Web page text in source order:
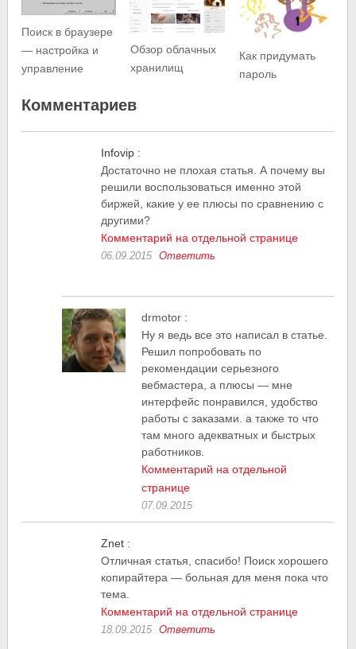
Поиск в браузере
— настройка и
управление
Обзор облачных
хранилищ
Как придумать
пароль
Комментариев
Infovip :
Достаточно не плохая статья. А почему вы
решили воспользоваться именно этой
биржей, какие у ее плюсы по сравнению с
другими?
Комментарий на отдельной странице
06.09.2015 Ответить
drmotor :
Ну я ведь все это написал в статье.
Решил попробовать по
рекомендации серьезного
вебмастера, а плюсы — мне
интерфейс понравился, удобство
работы с заказами. а также то что
там много адекватных и быстрых
работников.
Комментарий на отдельной
странице
07.09.2015
Znet :
Отличная статья, спасибо! Поиск хорошего
копирайтера — больная для меня пока что
тема.
Комментарий на отдельной странице
18.09.2015 Ответить